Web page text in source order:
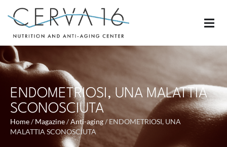
ENDOMETRIOSI, UNA MALATTIA
SCONOSCIUTA
Home/Magazine/Anti-aging/ENDOMETRIOSI, UNA
MALATTIA SCONOSCIUTA